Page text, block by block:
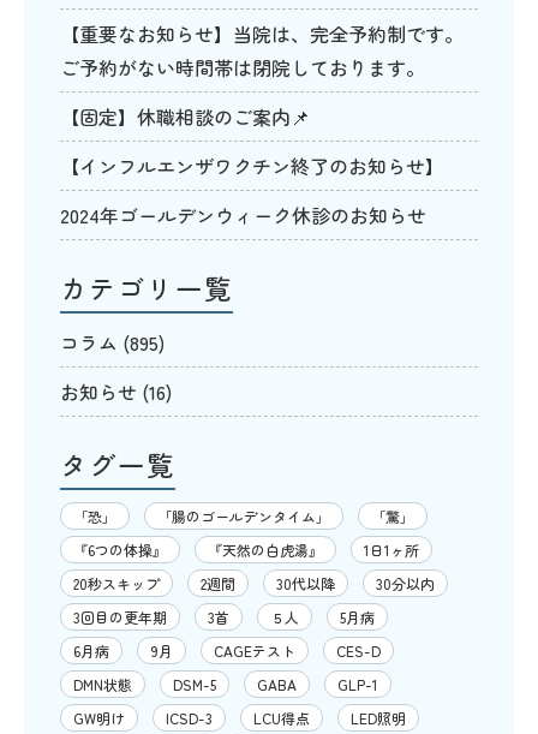
【重要なお知らせ】当院は、完全予約制です。
ご予約がない時間帯は閉院しております。
【固定】休職相談のご案内📌
【インフルエンザワクチン終了のお知らせ】
2024年ゴールデンウィーク休診のお知らせ
カテゴリ一覧
コラム (895)
お知らせ (16)
タグ一覧
「恐」 「腸のゴールデンタイム」
「驚」
『6つの体操』
『天然の白虎湯』
1日1ヶ所
20秒スキップ
2週間 30代以降
30分以内
3回目の更年期
3首 ５人
5月病
6月病
9月 CAGEテスト
CES-D
DMN状態
DSM-5 GABA
GLP-1
GW明け
ICSD-3 LCU得点
LED照明